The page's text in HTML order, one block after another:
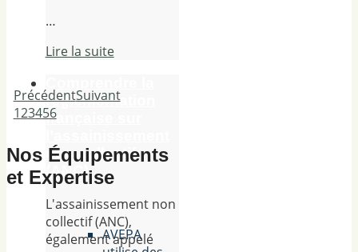
…
Lire la suite
réglementation
française sur
non collectif
(ANC)
L'assainissement non
collectif (ANC),
également appelé
PrécédentSuivant
123456
Nos Équipements
et Expertise
AVEPA